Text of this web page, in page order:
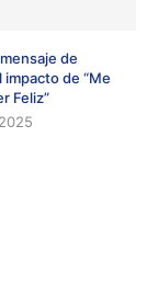
de
de “Me
Feliz”